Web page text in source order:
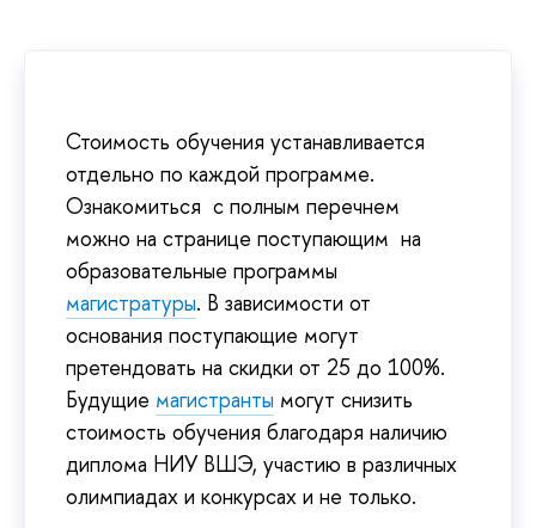
Стоимость обучения устанавливается
отдельно по каждой программе.
Ознакомиться с полным перечнем
можно на странице поступающим на
образовательные программы
магистратуры. В зависимости от
основания поступающие могут
претендовать на скидки от 25 до 100%.
Будущие магистранты могут снизить
стоимость обучения благодаря наличию
диплома НИУ ВШЭ, участию в различных
олимпиадах и конкурсах и не только.